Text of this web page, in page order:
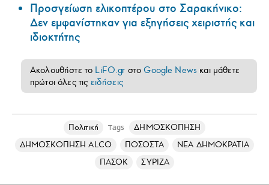
Προσγείωση ελικοπτέρου στο Σαρακήνικο:
Δεν εμφανίστηκαν για εξηγήσεις χειριστής και
ιδιοκτήτης
Ακολουθήστε το LiFO.gr στοGoogle News και μάθετε
πρώτοι όλες τις ειδήσεις
Πολιτική Tags
ΔΗΜΟΣΚΟΠΗΣΗ
ΔΗΜΟΣΚΟΠΗΣΗ ALCO
ΠΟΣΟΣΤΑ
ΝΕΑ ΔΗΜΟΚΡΑΤΙΑ
ΠΑΣΟΚ
ΣΥΡΙΖΑ